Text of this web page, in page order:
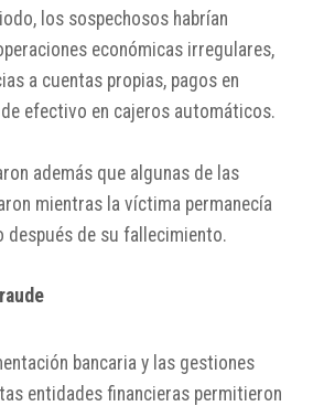
los sospechosos habrían
económicas irregulares,
a cuentas propias, pagos en
efectivo en cajeros automáticos.
además que algunas de las
mientras la víctima permanecía
después de su fallecimiento.
bancaria y las gestiones
entidades financieras permitieron